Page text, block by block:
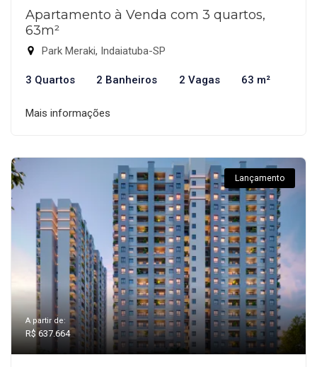
Apartamento à Venda com 3 quartos,
63m²
Park Meraki, Indaiatuba-SP
3 Quartos 2 Banheiros 2 Vagas 63 m²
Mais informações
Lançamento
A partir de:
R$ 637.664